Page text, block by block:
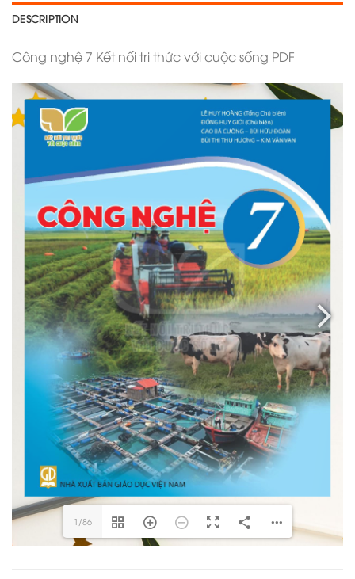
DESCRIPTION
Công nghệ 7 Kết nối tri thức với cuộc sống PDF
1/86